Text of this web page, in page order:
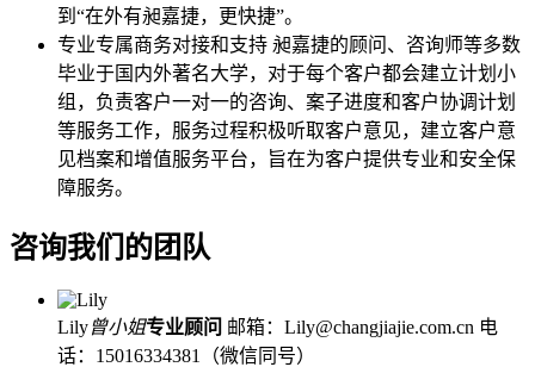
到“在外有昶嘉捷，更快捷”。
专业专属商务对接和支持 昶嘉捷的顾问、咨询师等多数
毕业于国内外著名大学，对于每个客户都会建立计划小
组，负责客户一对一的咨询、案子进度和客户协调计划
等服务工作，服务过程积极听取客户意见，建立客户意
见档案和增值服务平台，旨在为客户提供专业和安全保
障服务。
咨询我们的团队
Lily曾小姐专业顾问 邮箱：Lily@changjiajie.com.cn 电
话：15016334381（微信同号）